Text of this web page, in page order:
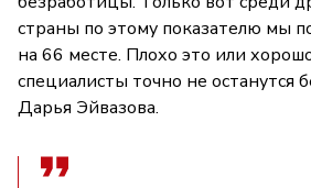
страны по этому показателю мы
на 66 месте. Плохо это или
специалисты точно не останутся
Дарья Эйвазова.